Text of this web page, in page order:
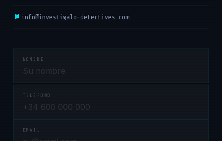
@ info@investigalo-detectives.com
NOMBRE
TELÉFONO
EMAIL